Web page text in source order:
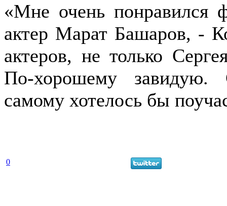
«Мне очень понравился
актер Марат Башаров, -
актеров, не только
По-хорошему
самому хотелось бы
0